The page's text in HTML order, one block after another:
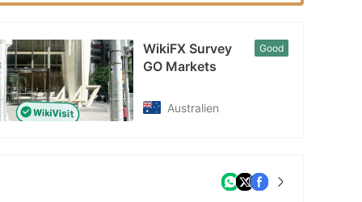
WikiFX Survey
GO Markets
Good
Australien